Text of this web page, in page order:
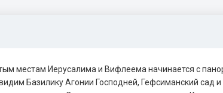
местам Иерусалима и Вифлеема начинается с
Базилику Агонии Господней, Гефсиманский сад